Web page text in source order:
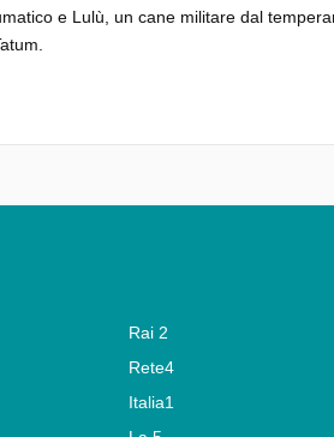
e Lulù, un cane militare dal
Rai 2
Rete4
Italia1